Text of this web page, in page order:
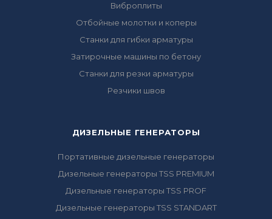
Виброплиты
Отбойные молотки и коперы
Станки для гибки арматуры
Затирочные машины по бетону
Станки для резки арматуры
Резчики швов
ДИЗЕЛЬНЫЕ ГЕНЕРАТОРЫ
Портативные дизельные генераторы
Дизельные генераторы TSS PREMIUM
Дизельные генераторы TSS PROF
Дизельные генераторы TSS STANDART